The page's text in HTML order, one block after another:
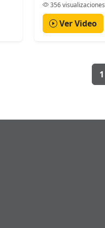
356 visualizaciones
Ver Video
1